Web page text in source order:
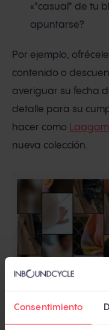
Consentimiento
«"casual" de tu
apuntarse?
Por ejemplo,
contenido o
averiguar su fecha
detalle para su
hacer como Laagam
nueva colección.